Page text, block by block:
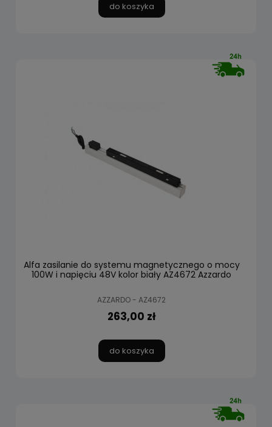
do koszyka
Alfa zasilanie do systemu magnetycznego o mocy
100W i napięciu 48V kolor biały AZ4672 Azzardo
AZZARDO - AZ4672
263,00 zł
do koszyka